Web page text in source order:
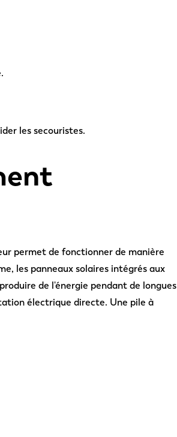
les secouristes.
permet de fonctionner de manière
les panneaux solaires intégrés aux
de l'énergie pendant de longues
électrique directe. Une pile à